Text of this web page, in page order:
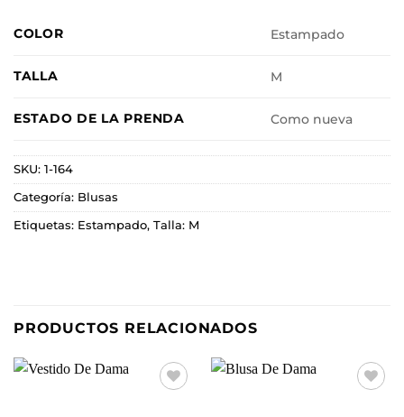
COLOR Estampado
TALLA M
ESTADO DE LA PRENDA Como nueva
SKU: 1-164
Categoría: Blusas
Etiquetas: Estampado, Talla: M
PRODUCTOS RELACIONADOS